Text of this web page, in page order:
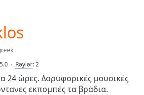
5.0 Rəylər:2
24 ώρες. Δορυφορικές μουσικές
εκπομπές τα βράδια.